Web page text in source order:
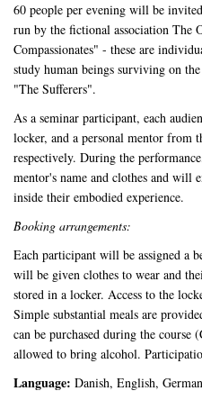
60 people per evening will be
run by the fictional association The
Compassionates" - these are
study human beings surviving on
"The Sufferers".
As a seminar participant, each
locker, and a personal mentor from
respectively. During the
mentor's name and clothes and will
inside their embodied experience.
Booking arrangements:
Each participant will be assigned a
will be given clothes to wear and
stored in a locker. Access to the
Simple substantial meals are
can be purchased during the
allowed to bring alcohol.
Language: Danish, English,